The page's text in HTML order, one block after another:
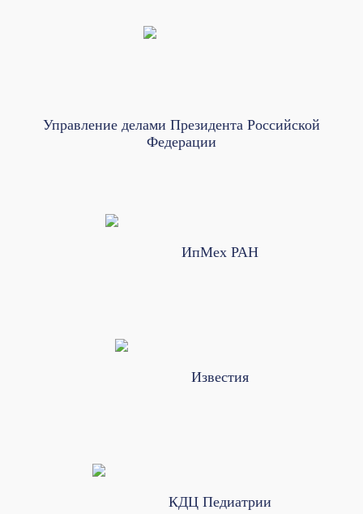
Управление делами Президента Российской
Федерации
ИпМех РАН
Известия
КДЦ Педиатрии